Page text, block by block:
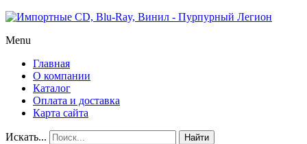
Menu
Главная
О компании
Каталог
Оплата и доставка
Карта сайта
Искать... Найти